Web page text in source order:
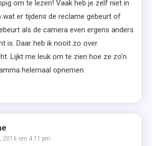
om te lezen! Vaak heb je zelf niet in
wat er tijdens de reclame gebeurt of
als de camera even ergens anders
is. Daar heb ik nooit zo over
Lijkt me leuk om te zien hoe ze zo’n
helemaal opnemen.
2016 om 4:11 pm